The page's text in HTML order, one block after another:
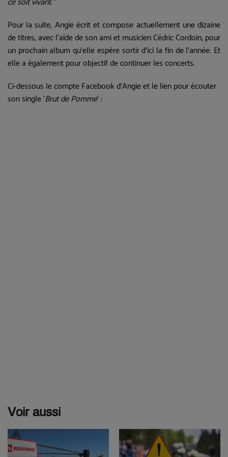
Pour la suite, Angie écrit et compose actuellement une dizaine
de titres, avec l'aide de son ami et musicien Cédric Cordoin, pour
un prochain album qu'elle espère sortir d'ici la fin de l'année. Et
elle a également pour objectif de continuer les concerts.
Ci-dessous le compte Facebook d'Angie et le lien pour écouter
son single 'Brut de Pomme' :
Voir aussi